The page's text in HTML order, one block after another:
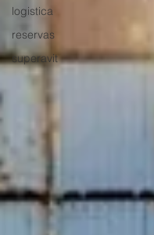
logistica
reservas
superavit